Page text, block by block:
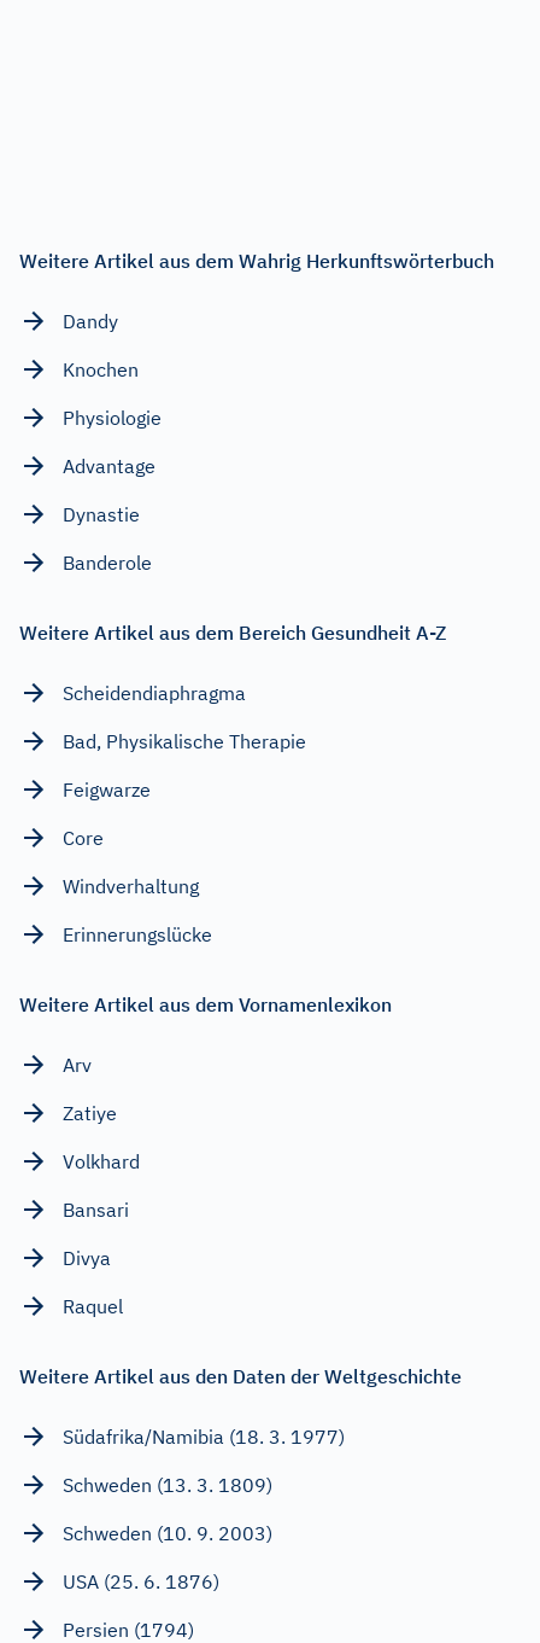
Weitere Artikel aus dem Wahrig Herkunftswörterbuch
Dandy
Knochen
Physiologie
Advantage
Dynastie
Banderole
Weitere Artikel aus dem Bereich Gesundheit A-Z
Scheidendiaphragma
Bad, Physikalische Therapie
Feigwarze
Core
Windverhaltung
Erinnerungslücke
Weitere Artikel aus dem Vornamenlexikon
Arv
Zatiye
Volkhard
Bansari
Divya
Raquel
Weitere Artikel aus den Daten der Weltgeschichte
Südafrika/Namibia (18. 3. 1977)
Schweden (13. 3. 1809)
Schweden (10. 9. 2003)
USA (25. 6. 1876)
Persien (1794)